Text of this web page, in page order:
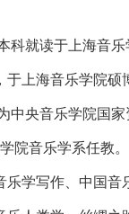
科就读于上海音乐
于上海音乐学院
中央音乐学院国
院音乐学系任教。
乐学写作、中国音